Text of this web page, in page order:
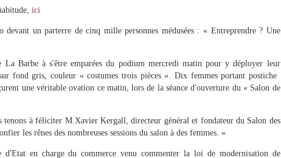
ici
un parterre de cinq mille personnes médusées : « Entreprendre ? Une
Barbe à s'être emparées du podium mercredi matin pour y déployer leur
fond gris, couleur « costumes trois pièces ». Dix femmes portant postiche 
une véritable ovation ce matin, lors de la séance d'ouverture du « Salon de
à féliciter M.Xavier Kergall, directeur général et fondateur du Salon des
les rênes des nombreuses sessions du salon à des femmes. »
en charge du commerce venu commenter la loi de modernisation de